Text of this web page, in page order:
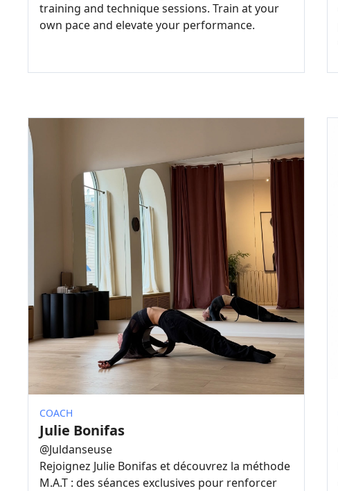
training and technique sessions. Train at your
own pace and elevate your performance.
COACH
Julie Bonifas
@Juldanseuse
Rejoignez Julie Bonifas et découvrez la méthode
M.A.T : des séances exclusives pour renforcer